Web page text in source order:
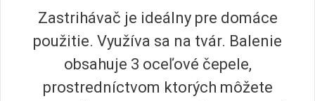
Zastrihávač je ideálny pre domáce
použitie. Využíva sa na tvár. Balenie
obsahuje 3 oceľové čepele,
prostredníctvom ktorých môžete